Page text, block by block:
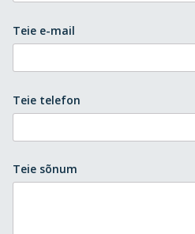
Teie e-mail
Teie telefon
Teie sõnum